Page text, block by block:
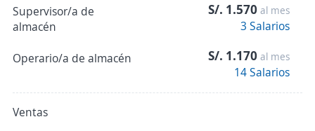
Supervisor/a de
almacén
S/. 1.570 al mes
3 Salarios
Operario/a de almacén S/. 1.170 al mes
14 Salarios
Ventas